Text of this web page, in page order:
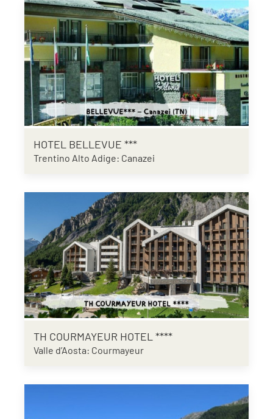
HOTEL BELLEVUE ***
Trentino Alto Adige: Canazei
TH COURMAYEUR HOTEL ****
Valle d’Aosta: Courmayeur